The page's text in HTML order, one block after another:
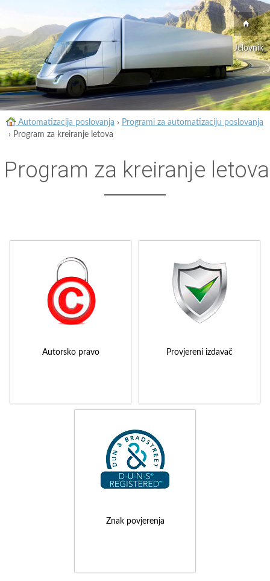
Jelovnik
Automatizacija poslovanja › Programi za automatizaciju poslovanja
› Program za kreiranje letova
Program za kreiranje letova
Autorsko pravo Provjereni izdavač
Znak povjerenja